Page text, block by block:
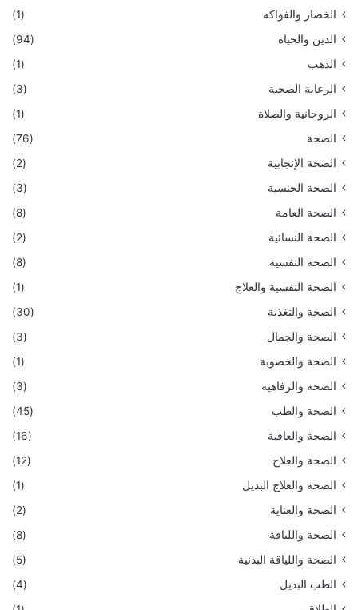
الخضار والفواكه
(1)
الدين والحياة
(94)
الذهب
(1)
الرعاية الصحية
(3)
الروحانية والصلاة
(1)
الصحة
(76)
الصحة الإنجابية
(2)
الصحة الجنسية
(3)
الصحة العامة
(8)
الصحة النسائية
(2)
الصحة النفسية
(8)
الصحة النفسية والعلاج
(1)
الصحة والتغذية
(30)
الصحة والجمال
(3)
الصحة والخصوبة
(1)
الصحة والرفاهية
(3)
الصحة والطب
(45)
الصحة والعافية
(16)
الصحة والعلاج
(12)
الصحة والعلاج البديل
(1)
الصحة والعناية
(2)
الصحة واللياقة
(8)
الصحة واللياقة البدنية
(5)
الطب البديل
(4)